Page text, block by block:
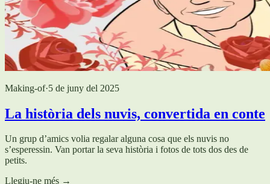
Making-of·5 de juny del 2025
La història dels nuvis, convertida en conte
Un grup d’amics volia regalar alguna cosa que els nuvis no
s’esperessin. Van portar la seva història i fotos de tots dos des de
petits.
Llegiu-ne més →